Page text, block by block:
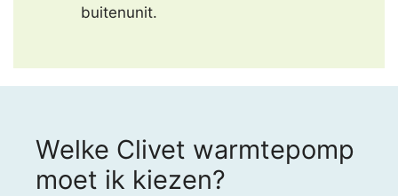
buitenunit.
Welke Clivet warmtepomp
moet ik kiezen?